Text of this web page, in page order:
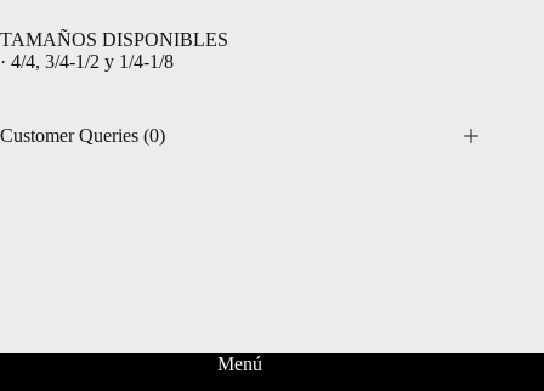
TAMAÑOS DISPONIBLES
· 4/4, 3/4-1/2 y 1/4-1/8
Customer Queries (0)
Menú